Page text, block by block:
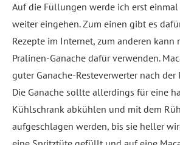
Auf die Füllungen werde ich erst
weiter eingehen. Zum einen gibt es
Rezepte im Internet, zum anderen kann
Pralinen-Ganache dafür verwenden.
guter Ganache-Resteverwerter nach
Die Ganache sollte allerdings für eine
Kühlschrank abkühlen und mit dem
aufgeschlagen werden, bis sie heller